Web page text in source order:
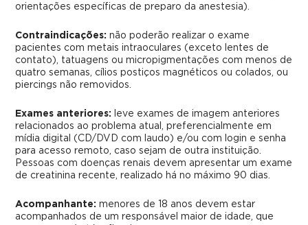
orientações específicas de preparo da anestesia).
Contraindicações:não poderão realizar o exame
pacientes com metais intraoculares (exceto lentes de
contato), tatuagens ou micropigmentações com menos de
quatro semanas, cílios postiços magnéticos ou colados, ou
piercings não removidos.
Exames anteriores:
leve exames de imagem anteriores
relacionados ao problema atual, preferencialmente em
mídia digital (CD/DVD com laudo) e/ou com login e senha
para acesso remoto, caso sejam de outra instituição.
Pessoas com doenças renais devem apresentar um exame
de creatinina recente, realizado há no máximo 90 dias.
Acompanhante: menores de 18 anos devem estar
acompanhados de um responsável maior de idade, que